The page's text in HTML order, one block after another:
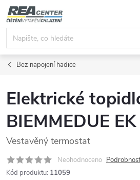
Přejít
na
obsah
Bez napojení hadice
Elektrické
BIEMMEDUE
Vestavěný termostat
Neohodnoceno
Kód produktu: 11059